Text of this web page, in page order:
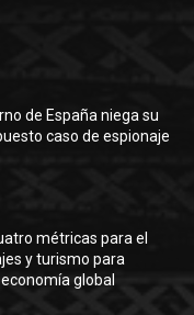
de España niega su
caso de espionaje
métricas para el
y turismo para
global